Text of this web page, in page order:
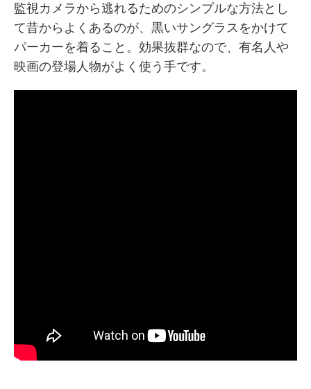
監視カメラから逃れるためのシンプルな方法とし
て昔からよくあるのが、黒いサングラスをかけて
パーカーを着ること。効果抜群なので、有名人や
映画の登場人物がよく使う手です。